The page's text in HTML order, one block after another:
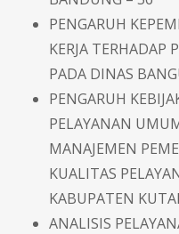
PENGARUH
KERJA TERHADAP
PADA DINAS
PENGARUH
PELAYANAN
MANAJEMEN
KUALITAS
KABUPATEN
ANALISIS